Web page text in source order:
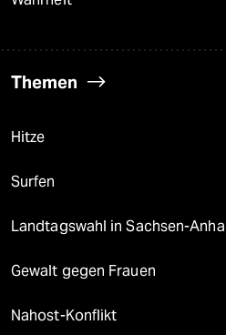
Themen
Hitze
Surfen
Landtagswahl in Sachsen-
Gewalt gegen Frauen
Nahost-Konflikt